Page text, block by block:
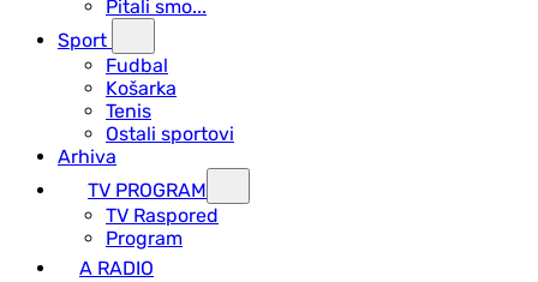
Pitali smo...
Sport
Fudbal
Košarka
Tenis
Ostali sportovi
Arhiva
TV PROGRAM
ТV Raspored
Program
A RADIO